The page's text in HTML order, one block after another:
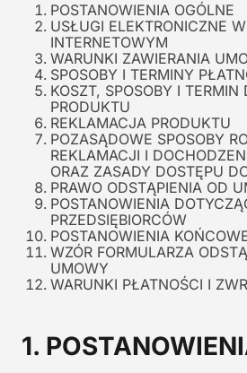
POSTANOWIENIA OGÓLNE
USŁUGI ELEKTRONICZNE
INTERNETOWYM
WARUNKI ZAWIERANIA
SPOSOBY I TERMINY
KOSZT, SPOSOBY I TERMIN
PRODUKTU
REKLAMACJA PRODUKTU
POZASĄDOWE SPOSOBY
REKLAMACJI I
ORAZ ZASADY DOSTĘPU
PRAWO ODSTĄPIENIA OD
POSTANOWIENIA
PRZEDSIĘBIORCÓW
POSTANOWIENIA
WZÓR FORMULARZA
UMOWY
WARUNKI PŁATNOŚCI I
1.